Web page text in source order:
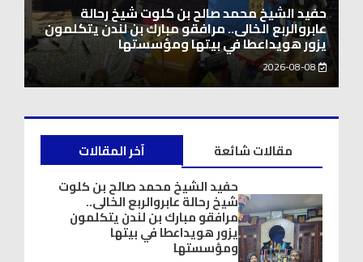
الاتحاد الدولي لرائدات الوطن العربي يدشّن انطلاقته
بحضور نخبة من سيدات الأعمال والشخصيات
المجتمعية
2026-08-06
آخر المقالات
مقالات شائعة
حفيد الشيخ محمد صالح بن كلوت
شيخ رحالة عابروالربع الخالى..
مرافقو مبارك بن لندن يتكلمون
يزور هويداعطا في بيتها
ومؤسستها